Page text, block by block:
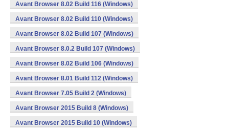
Avant Browser 8.02 Build 116 (Windows)
Avant Browser 8.02 Build 110 (Windows)
Avant Browser 8.02 Build 107 (Windows)
Avant Browser 8.0.2 Build 107 (Windows)
Avant Browser 8.02 Build 106 (Windows)
Avant Browser 8.01 Build 112 (Windows)
Avant Browser 7.05 Build 2 (Windows)
Avant Browser 2015 Build 8 (Windows)
Avant Browser 2015 Build 10 (Windows)